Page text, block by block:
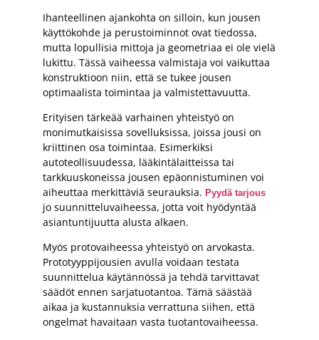
Ihanteellinen ajankohta on silloin, kun jousen
käyttökohde ja perustoiminnot ovat tiedossa,
mutta lopullisia mittoja ja geometriaa ei ole vielä
lukittu. Tässä vaiheessa valmistaja voi vaikuttaa
konstruktioon niin, että se tukee jousen
optimaalista toimintaa ja valmistettavuutta.
Erityisen tärkeää varhainen yhteistyö on
monimutkaisissa sovelluksissa, joissa jousi on
kriittinen osa toimintaa. Esimerkiksi
autoteollisuudessa, lääkintälaitteissa tai
tarkkuuskoneissa jousen epäonnistuminen voi
aiheuttaa merkittäviä seurauksia. Pyydä tarjous
jo suunnitteluvaiheessa, jotta voit hyödyntää
asiantuntijuutta alusta alkaen.
Myös protovaiheessa yhteistyö on arvokasta.
Prototyyppijousien avulla voidaan testata
suunnittelua käytännössä ja tehdä tarvittavat
säädöt ennen sarjatuotantoa. Tämä säästää
aikaa ja kustannuksia verrattuna siihen, että
ongelmat havaitaan vasta tuotantovaiheessa.